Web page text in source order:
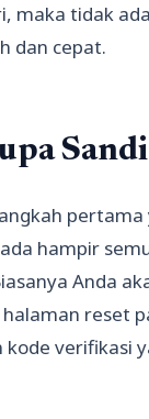
maka tidak
dan cepat.
Sandi
hampir
Anda
reset
verifikasi